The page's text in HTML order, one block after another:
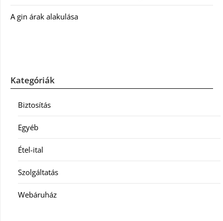
A gin árak alakulása
Kategóriák
Biztosítás
Egyéb
Étel-ital
Szolgáltatás
Webáruház